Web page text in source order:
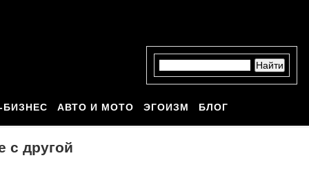
АВТО И МОТО ЭГОИЗМ БЛОГ
с другой